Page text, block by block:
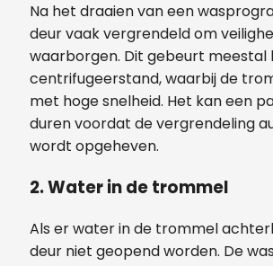
Na het draaien van een
deur vaak vergrendeld om
waarborgen. Dit gebeurt meestal
centrifugeerstand, waarbij de
met hoge snelheid. Het kan een
duren voordat de vergrendeling
wordt opgeheven.
2.Water in de trommel
Als er water in de trommel
deur niet geopend worden. De